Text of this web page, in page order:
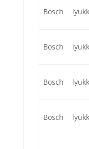
Bosch
Bosch
Bosch
Bosch